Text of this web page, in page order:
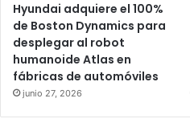
Hyundai adquiere el 100%
de Boston Dynamics para
desplegar al robot
humanoide Atlas en
fábricas de automóviles
junio 27, 2026